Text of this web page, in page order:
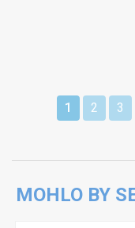
1 2 3
MOHLO BY